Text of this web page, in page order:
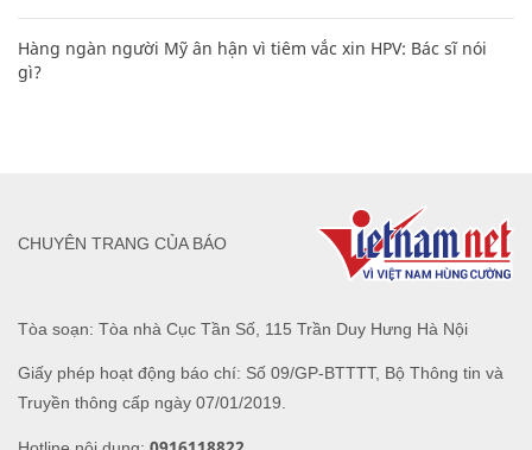
Hàng ngàn người Mỹ ân hận vì tiêm vắc xin HPV: Bác sĩ nói
gì?
Tòa soạn: Tòa nhà Cục Tần Số, 115 Trần Duy Hưng Hà Nội
Giấy phép hoạt động báo chí: Số 09/GP-BTTTT, Bộ Thông tin và
Truyền thông cấp ngày 07/01/2019.
CHUYÊN TRANG CỦA BÁO